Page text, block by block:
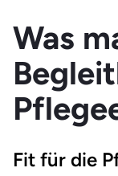
Was
Fit für die